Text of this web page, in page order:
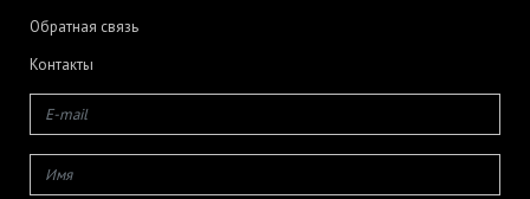
Обратная связь
Контакты